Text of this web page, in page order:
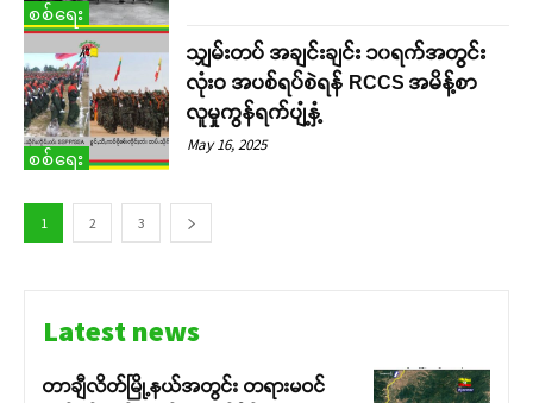
စစ်ရေး
စစ်ရေး
သျှမ်းတပ် အချင်းချင်း ၁၀ရက်အတွင်း
လုံးဝ အပစ်ရပ်စဲရန် RCCS အမိန့်စာ
လူမှုကွန်ရက်ပျံ့နှံ့
May 16, 2025
1 2 3
Latest news
တာချီလိတ်မြို့နယ်အတွင်း တရားမဝင်